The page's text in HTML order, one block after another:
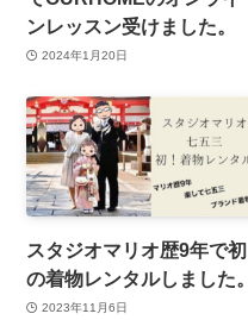
ンレッスン受けました。
2024年1月20日
スタジオマリオ歴9年で初
の着物レンタルしました。
2023年11月6日